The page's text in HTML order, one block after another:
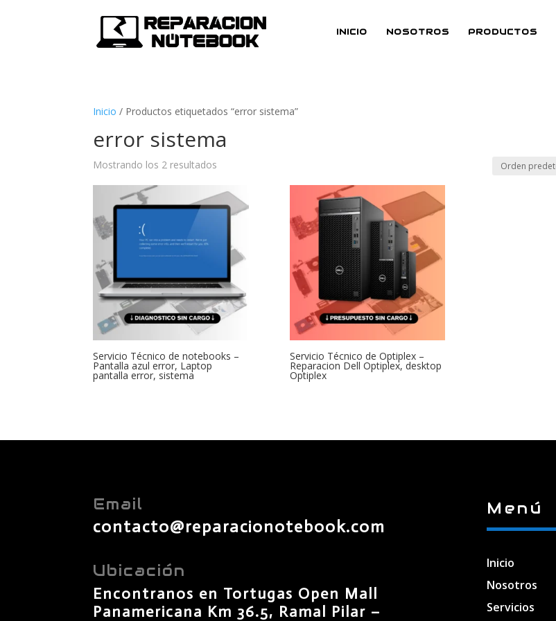
INICIO NOSOTROS PRODUCTOS
Inicio / Productos etiquetados “error sistema”
error sistema
Mostrando los 2 resultados
Servicio Técnico de notebooks –
Pantalla azul error, Laptop
pantalla error, sistema
Servicio Técnico de Optiplex –
Reparacion Dell Optiplex, desktop
Optiplex
Email
contacto@reparacionotebook.com
Ubicación
Encontranos en Tortugas Open Mall
Panamericana Km 36.5, Ramal Pilar –
Menú
Inicio
Nosotros
Servicios